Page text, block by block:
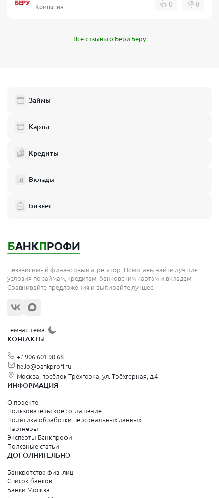
Компания 👍 0 👎 0
Все отзывы о Бери Беру
Займы
Карты
Кредиты
Вклады
Бизнес
Независимый финансовый агрегатор. Помогаем найти лучшие
условия по займам, кредитам, банковским картам и вкладам.
Сравнивайте предложения и выбирайте лучшее.
Тёмная тема
КОНТАКТЫ
+7 906 601 90 68
hello@bankprofi.ru
Москва, посёлок Трёхгорка, ул. Трёхгорная, д.4
ИНФОРМАЦИЯ
О проекте
Пользовательское соглашение
Политика обработки персональных данных
Партнеры
Эксперты Банкпрофи
Полезные статьи
ДОПОЛНИТЕЛЬНО
Банкротство физ. лиц
Список банков
Банки Москва